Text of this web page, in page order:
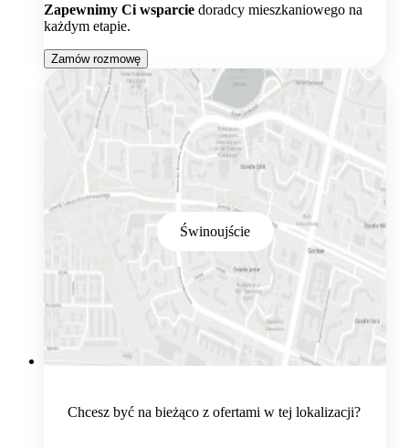
Zapewnimy Ci wsparcie doradcy mieszkaniowego na
każdym etapie.
Zamów rozmowę
Świnoujście
Chcesz być na bieżąco z ofertami w tej lokalizacji?